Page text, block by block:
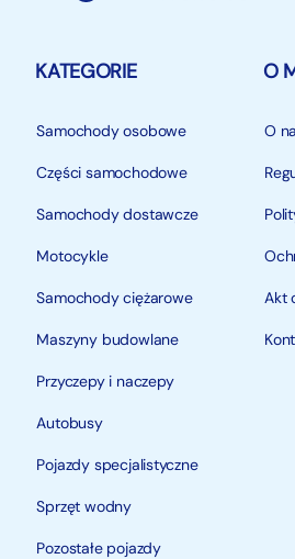
KATEGORIE
Samochody osobowe
Części samochodowe
Samochody dostawcze
Motocykle
Samochody ciężarowe
Maszyny budowlane
Przyczepy i naczepy
Autobusy
Pojazdy specjalistyczne
Sprzęt wodny
Pozostałe pojazdy
O
O
Akt